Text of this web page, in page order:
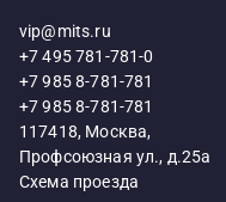
vip@mits.ru
+7 495 781-781-0
+7 985 8-781-781
+7 985 8-781-781
117418, Москва,
Профсоюзная ул., д.25а
Схема проезда